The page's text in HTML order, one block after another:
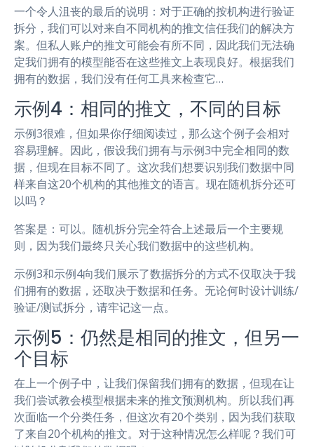
一个令人沮丧的最后的说明：对于正确的按机构进行验证
拆分，我们可以对来自不同机构的推文信任我们的解决方
案。但私人账户的推文可能会有所不同，因此我们无法确
定我们拥有的模型能否在这些推文上表现良好。根据我们
拥有的数据，我们没有任何工具来检查它…
示例4：相同的推文，不同的目标
示例3很难，但如果你仔细阅读过，那么这个例子会相对
容易理解。因此，假设我们拥有与示例3中完全相同的数
据，但现在目标不同了。这次我们想要识别我们数据中同
样来自这20个机构的其他推文的语言。现在随机拆分还可
以吗？
答案是：可以。随机拆分完全符合上述最后一个主要规
则，因为我们最终只关心我们数据中的这些机构。
示例3和示例4向我们展示了数据拆分的方式不仅取决于我
们拥有的数据，还取决于数据和任务。无论何时设计训练/
验证/测试拆分，请牢记这一点。
示例5：仍然是相同的推文，但另一
个目标
在上一个例子中，让我们保留我们拥有的数据，但现在让
我们尝试教会模型根据未来的推文预测机构。所以我们再
次面临一个分类任务，但这次有20个类别，因为我们获取
了来自20个机构的推文。对于这种情况怎么样呢？我们可